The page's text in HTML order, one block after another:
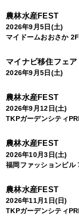
農林水産FEST
2026年9月5日(土)
マイドームおおさか
マイナビ移住フェア
2026年9月5日(土)
農林水産FEST
2026年9月12日(土)
TKPガーデンシティ
農林水産FEST
2026年10月3日(土)
福岡ファッションビル
農林水産FEST
2026年11月1日(日)
TKPガーデンシティ